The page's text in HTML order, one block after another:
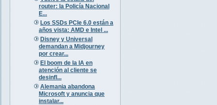
router: la Policía Nacional
E...
Los SSDs PCIe 6.0 están a
años vista: AMD e Intel ...
Disney y Universal
demandan a Midjourney
por crear...
El boom de la IA en
atención al cliente se
desinfl...
Alemania abandona
Microsoft y anuncia que
instalar...